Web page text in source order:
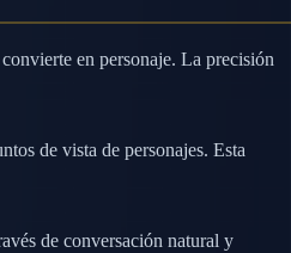
en personaje. La precisión
de vista de personajes. Esta
de conversación natural y